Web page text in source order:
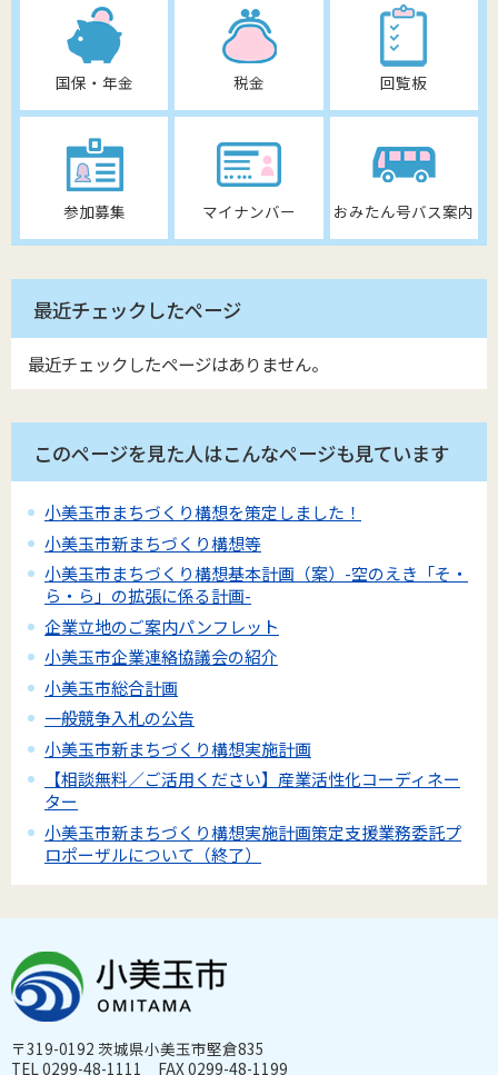
国保・年金 税金 回覧板
参加募集 マイナンバー おみたん号バス案内
最近チェックしたページ
最近チェックしたページはありません。
このページを見た人はこんなページも見ています
小美玉市まちづくり構想を策定しました！
小美玉市新まちづくり構想等
小美玉市まちづくり構想基本計画（案）-空のえき「そ・
ら・ら」の拡張に係る計画-
企業立地のご案内パンフレット
小美玉市企業連絡協議会の紹介
小美玉市総合計画
一般競争入札の公告
小美玉市新まちづくり構想実施計画
【相談無料／ご活用ください】産業活性化コーディネー
ター
小美玉市新まちづくり構想実施計画策定支援業務委託プ
ロポーザルについて（終了）
〒319-0192 茨城県小美玉市堅倉835
TEL 0299-48-1111 FAX 0299-48-1199